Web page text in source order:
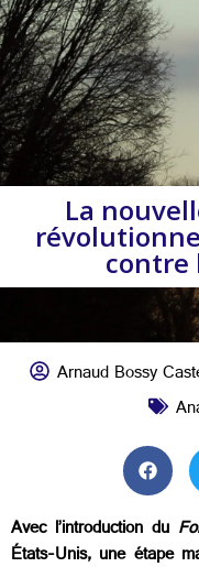
La
contre
Arnaud Bossy
Avec l’introduction du
États-Unis, une étape